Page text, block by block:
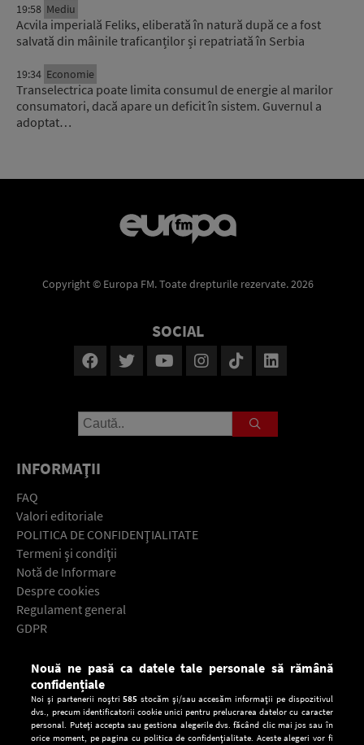
19:58 Mediu
Acvila imperială Feliks, eliberată în natură după ce a fost
salvată din mâinile traficanților și repatriată în Serbia
19:34 Economie
Transelectrica poate limita consumul de energie al marilor
consumatori, dacă apare un deficit în sistem. Guvernul a
adoptat…
Copyright © Europa FM. Toate drepturile rezervate. 2026
SOCIAL
INFORMAŢII
FAQ
Valori editoriale
POLITICA DE CONFIDENŢIALITATE
Termeni şi condiţii
Notă de Informare
Despre cookies
Regulament general
GDPR
Descarcă gratuit aplicaţia Europa FM pentru smartphone:
Nouă ne pasă ca datele tale personale să rămână
confidențiale
Noi și partenerii noștri585 stocăm și/sau accesăm informații pe dispozitivul
dvs., precum identificatorii cookie unici pentru prelucrarea datelor cu caracter
personal. Puteți accepta sau gestiona alegerile dvs. făcând clic mai jos sau în
orice moment, pe pagina cu politica de confidențialitate. Aceste alegeri vor fi